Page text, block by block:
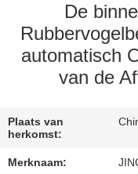
ONS
De
automatisch
van de
Plaats van
herkomst:
Merknaam: